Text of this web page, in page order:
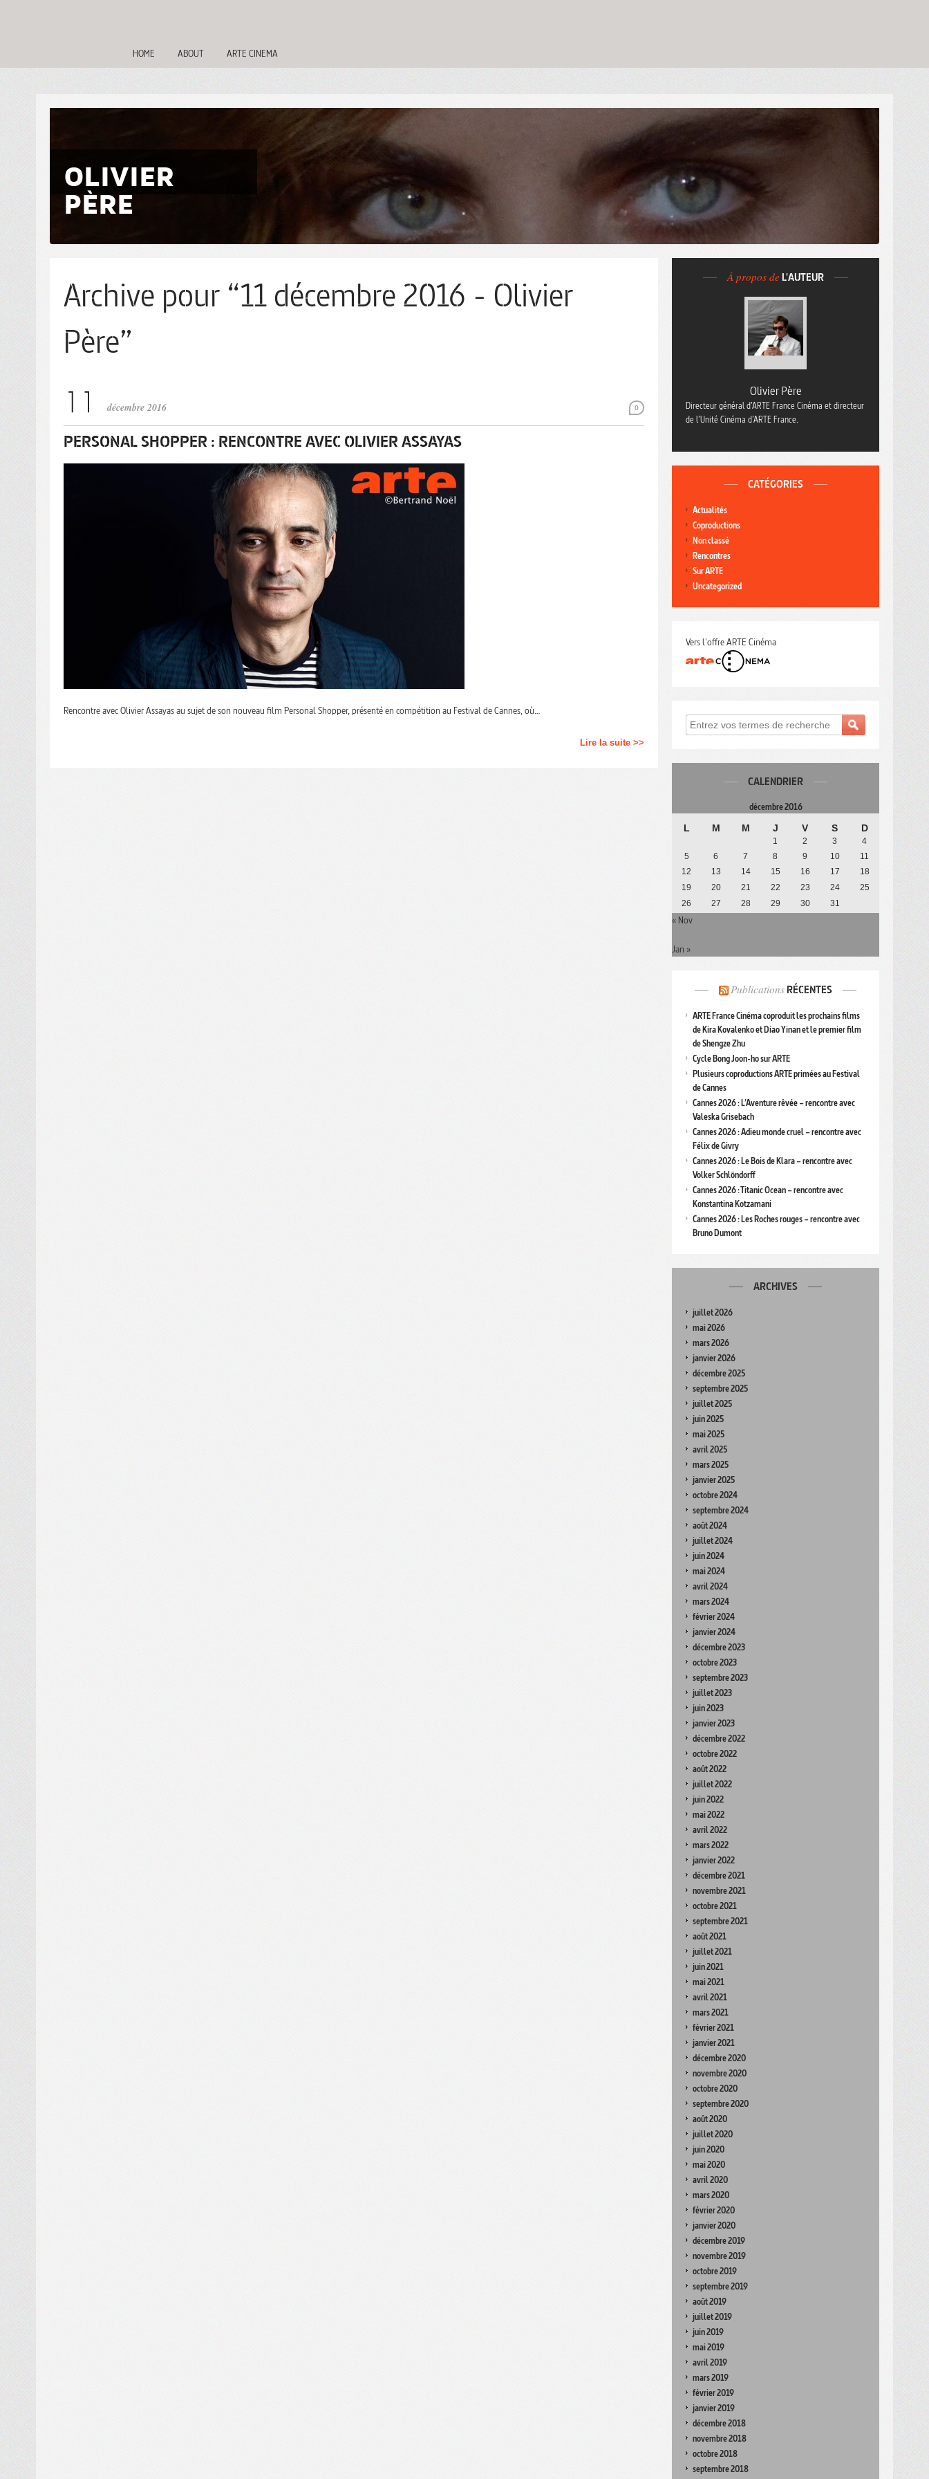
HOME ABOUT ARTE CINEMA
OLIVIER
PÈRE
Archive pour “11 décembre 2016 - Olivier
Père”
0
décembre 2016
PERSONAL SHOPPER : RENCONTRE AVEC OLIVIER ASSAYAS
Rencontre avec Olivier Assayas au sujet de son nouveau film Personal Shopper, présenté en compétition au Festival de Cannes, où…
Lire la suite >>
À propos de L'AUTEUR
Olivier Père
Directeur général d’ARTE France Cinéma et directeur
de l’Unité Cinéma d’ARTE France.
CATÉGORIES
Actualités
Coproductions
Non classé
Rencontres
Sur ARTE
Uncategorized
Vers l'offre ARTE Cinéma
CALENDRIER
décembre 2016
L M M J V S D
1 2 3
4
5
6 7 8 9 10
11
12
13 14 15 16 17
18
19
20 21 22 23 24
25
26
27 28 29 30 31
« Nov
Jan »
Publications RÉCENTES
ARTE France Cinéma coproduit les prochains films
de Kira Kovalenko et Diao Yinan et le premier film
de Shengze Zhu
Cycle Bong Joon-ho sur ARTE
Plusieurs coproductions ARTE primées au Festival
de Cannes
Cannes 2026 : L’Aventure rêvée – rencontre avec
Valeska Grisebach
Cannes 2026 : Adieu monde cruel – rencontre avec
Félix de Givry
Cannes 2026 : Le Bois de Klara – rencontre avec
Volker Schlöndorff
Cannes 2026 : Titanic Ocean – rencontre avec
Konstantina Kotzamani
Cannes 2026 : Les Roches rouges – rencontre avec
Bruno Dumont
ARCHIVES
juillet 2026
mai 2026
mars 2026
janvier 2026
décembre 2025
septembre 2025
juillet 2025
juin 2025
mai 2025
avril 2025
mars 2025
janvier 2025
octobre 2024
septembre 2024
août 2024
juillet 2024
juin 2024
mai 2024
avril 2024
mars 2024
février 2024
janvier 2024
décembre 2023
octobre 2023
septembre 2023
juillet 2023
juin 2023
janvier 2023
décembre 2022
octobre 2022
août 2022
juillet 2022
juin 2022
mai 2022
avril 2022
mars 2022
janvier 2022
décembre 2021
novembre 2021
octobre 2021
septembre 2021
août 2021
juillet 2021
juin 2021
mai 2021
avril 2021
mars 2021
février 2021
janvier 2021
décembre 2020
novembre 2020
octobre 2020
septembre 2020
août 2020
juillet 2020
juin 2020
mai 2020
avril 2020
mars 2020
février 2020
janvier 2020
décembre 2019
novembre 2019
octobre 2019
septembre 2019
août 2019
juillet 2019
juin 2019
mai 2019
avril 2019
mars 2019
février 2019
janvier 2019
décembre 2018
novembre 2018
octobre 2018
septembre 2018